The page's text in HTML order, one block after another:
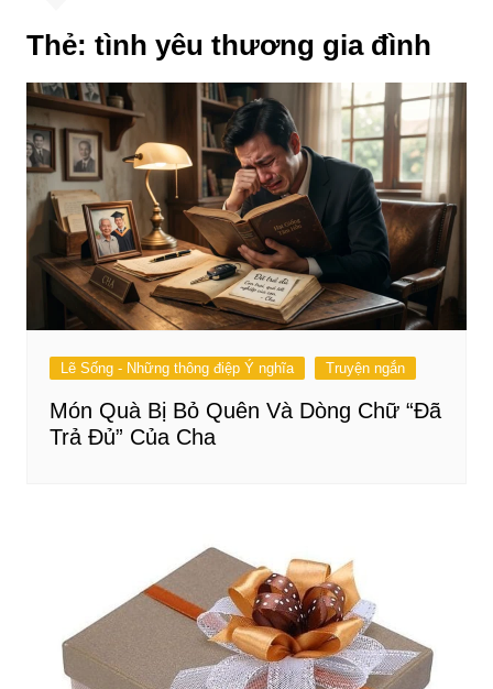
Thẻ: tình yêu thương gia đình
Lẽ Sống - Những thông điệp Ý nghĩa Truyện ngắn
Món Quà Bị Bỏ Quên Và Dòng Chữ “Đã
Trả Đủ” Của Cha